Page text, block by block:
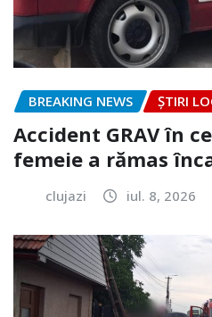
BREAKING NEWS ȘTIRI
Accident GRAV în
femeie a rămas
clujazi iul. 8, 2026